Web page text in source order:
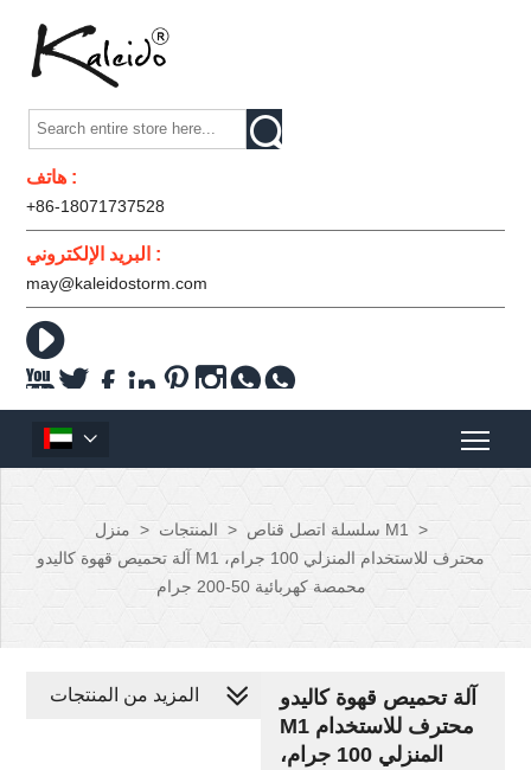

هاتف :
+86-18071737528
البريد الإلكتروني :
may@kaleidostorm.com

     

منزل > المنتجات > سلسلة اتصل قناص M1
>
آلة تحميص قهوة كاليدو M1 محترف للاستخدام المنزلي 100 جرام،
محمصة كهربائية 50-200 جرام
آلة تحميص قهوة كاليدو
M1 محترف للاستخدام
المنزلي 100 جرام،
المزيد من المنتجات